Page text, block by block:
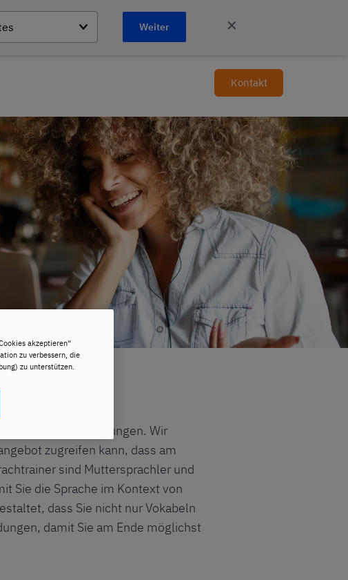
Weiter ✕
Kontakt
Dienstleistungen. Wir
zugreifen kann, dass am
sind Muttersprachler und
Sie die Sprache im Kontext von
dass Sie nicht nur Vokabeln
damit Sie am Ende möglichst
akzeptieren“
zu verbessern, die
zu unterstützen.